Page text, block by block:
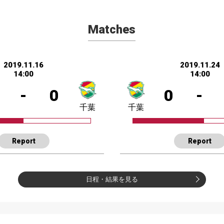
Matches
2019.11.16
14:00
- 0
千葉
Report
2019.11.24
14:00
0 -
千葉
Report
日程・結果を見る